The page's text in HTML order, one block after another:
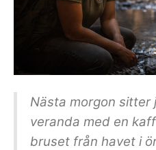
Nästa morgon sitter
veranda med en
bruset från havet i